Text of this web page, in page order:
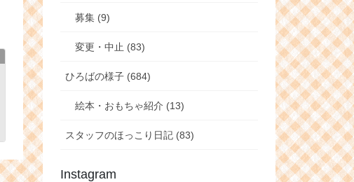
募集 (9)
変更・中止 (83)
ひろばの様子 (684)
絵本・おもちゃ紹介 (13)
スタッフのほっこり日記 (83)
Instagram